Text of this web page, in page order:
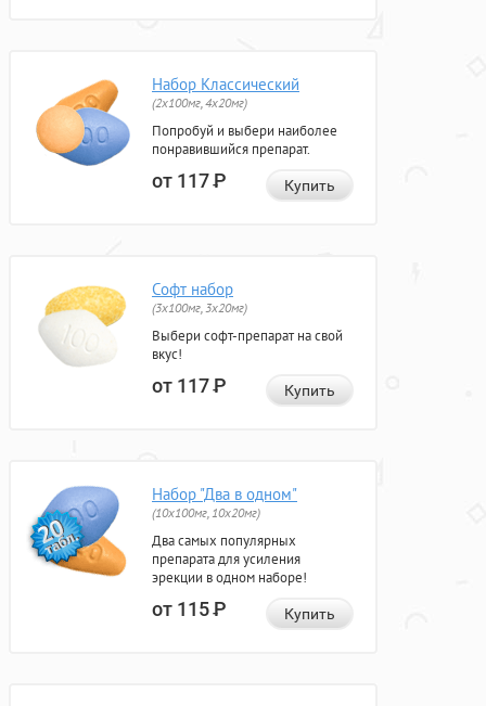
Набор Классический
(2x100мг, 4x20мг)
Попробуй и выбери наиболее
понравившийся препарат.
от 117Р Купить
Софт набор
(3x100мг, 3x20мг)
Выбери софт-препарат на свой
вкус!
от 117Р Купить
Набор "Два в одном"
(10x100мг, 10x20мг)
Два самых популярных
препарата для усиления
эрекции в одном наборе!
от 115Р Купить